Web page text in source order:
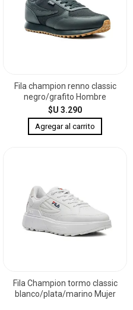
Fila champion renno classic
negro/grafito Hombre
$U 3.290
Fila Champion tormo classic
blanco/plata/marino Mujer